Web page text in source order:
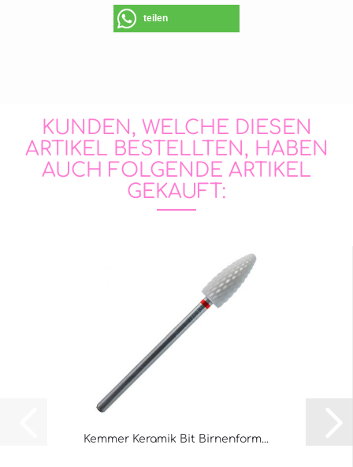
teilen
KUNDEN, WELCHE DIESEN
ARTIKEL BESTELLTEN, HABEN
AUCH FOLGENDE ARTIKEL
GEKAUFT:
Kemmer Keramik Bit Birnenform...